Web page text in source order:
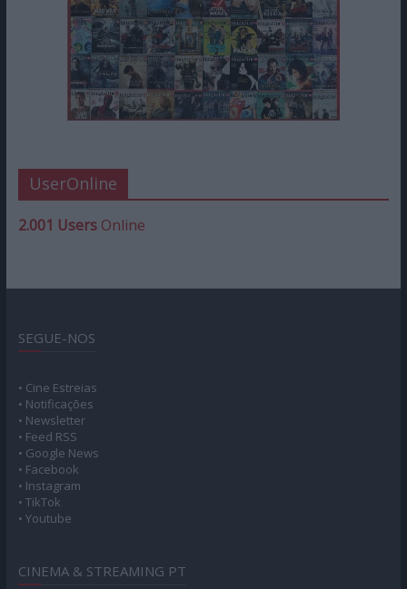
UserOnline
2.001 UsersOnline
SEGUE-NOS
• Cine Estreias
• Notificações
• Newsletter
• Feed RSS
• Google News
• Facebook
• Instagram
• TikTok
• Youtube
CINEMA & STREAMING PT